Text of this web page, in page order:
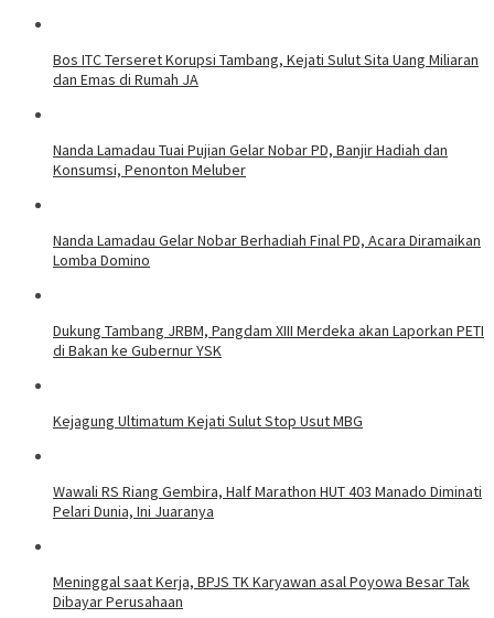
Bos ITC Terseret Korupsi Tambang, Kejati Sulut Sita Uang Miliaran
dan Emas di Rumah JA
Nanda Lamadau Tuai Pujian Gelar Nobar PD, Banjir Hadiah dan
Konsumsi, Penonton Meluber
Nanda Lamadau Gelar Nobar Berhadiah Final PD, Acara Diramaikan
Lomba Domino
Dukung Tambang JRBM, Pangdam XIII Merdeka akan Laporkan PETI
di Bakan ke Gubernur YSK
Kejagung Ultimatum Kejati Sulut Stop Usut MBG
Wawali RS Riang Gembira, Half Marathon HUT 403 Manado Diminati
Pelari Dunia, Ini Juaranya
Meninggal saat Kerja, BPJS TK Karyawan asal Poyowa Besar Tak
Dibayar Perusahaan